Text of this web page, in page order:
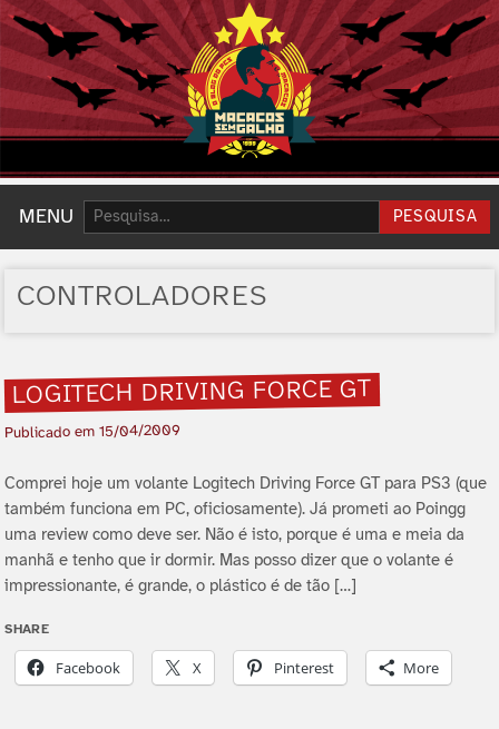
MENU Pesquisar: PESQUISA
CONTROLADORES
LOGITECH DRIVING FORCE GT
Publicado em15/04/2009
Comprei hoje um volante Logitech Driving Force GT para PS3 (que
também funciona em PC, oficiosamente). Já prometi ao Poingg
uma review como deve ser. Não é isto, porque é uma e meia da
manhã e tenho que ir dormir. Mas posso dizer que o volante é
impressionante, é grande, o plástico é de tão […]
SHARE
Facebook X Pinterest More